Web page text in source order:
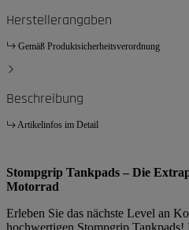
Herstellerangaben
Gemäß Produktsicherheitsverordnung
Beschreibung
Artikelinfos im Detail
Stompgrip Tankpads – Die
Motorrad
Erleben Sie das nächste Level an